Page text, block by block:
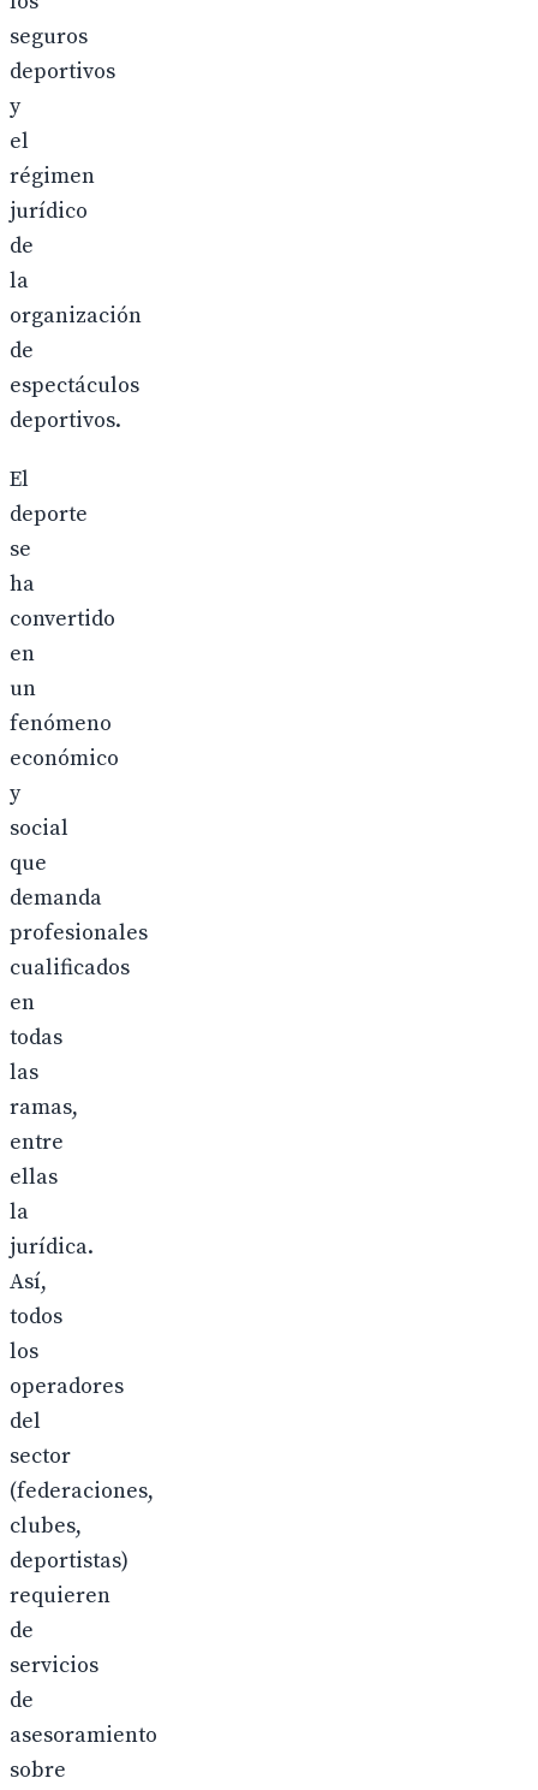
seguros
deportivos
y
el
régimen
jurídico
de
la
organización
de
espectáculos
deportivos.
El
deporte
se
ha
convertido
en
un
fenómeno
económico
y
social
que
demanda
profesionales
cualificados
en
todas
las
ramas,
entre
ellas
la
jurídica.
Así,
todos
los
operadores
del
sector
(federaciones,
clubes,
deportistas)
requieren
de
servicios
de
asesoramiento
sobre